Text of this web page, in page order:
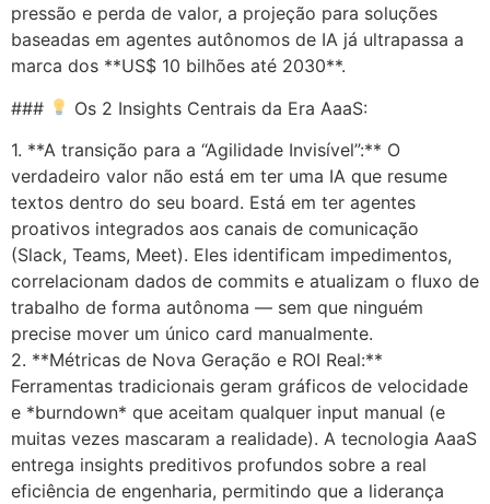
pressão e perda de valor, a projeção para soluções
baseadas em agentes autônomos de IA já ultrapassa a
marca dos **US$ 10 bilhões até 2030**.
###
Os 2 Insights Centrais da Era AaaS:
1. **A transição para a “Agilidade Invisível”:** O
verdadeiro valor não está em ter uma IA que resume
textos dentro do seu board. Está em ter agentes
proativos integrados aos canais de comunicação
(Slack, Teams, Meet). Eles identificam impedimentos,
correlacionam dados de commits e atualizam o fluxo de
trabalho de forma autônoma — sem que ninguém
precise mover um único card manualmente.
2. **Métricas de Nova Geração e ROI Real:**
Ferramentas tradicionais geram gráficos de velocidade
e *burndown* que aceitam qualquer input manual (e
muitas vezes mascaram a realidade). A tecnologia AaaS
entrega insights preditivos profundos sobre a real
eficiência de engenharia, permitindo que a liderança